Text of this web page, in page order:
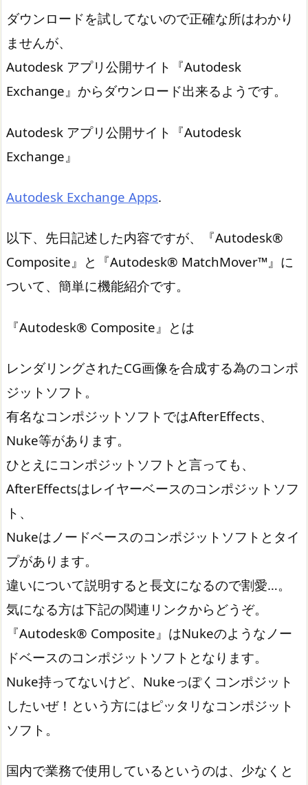
ダウンロードを試してないので正確な所はわかり
ませんが、
Autodesk アプリ公開サイト『Autodesk
Exchange』からダウンロード出来るようです。
Autodesk アプリ公開サイト『Autodesk
Exchange』
Autodesk Exchange Apps.
以下、先日記述した内容ですが、『Autodesk®
Composite』と『Autodesk® MatchMover™』に
ついて、簡単に機能紹介です。
『Autodesk® Composite』とは
レンダリングされたCG画像を合成する為のコンポ
ジットソフト。
有名なコンポジットソフトではAfterEffects、
Nuke等があります。
ひとえにコンポジットソフトと言っても、
AfterEffectsはレイヤーベースのコンポジットソフ
ト、
Nukeはノードベースのコンポジットソフトとタイ
プがあります。
違いについて説明すると長文になるので割愛…。
気になる方は下記の関連リンクからどうぞ。
『Autodesk® Composite』はNukeのようなノー
ドベースのコンポジットソフトとなります。
Nuke持ってないけど、Nukeっぽくコンポジット
したいぜ！という方にはピッタリなコンポジット
ソフト。
国内で業務で使用しているというのは、少なくと